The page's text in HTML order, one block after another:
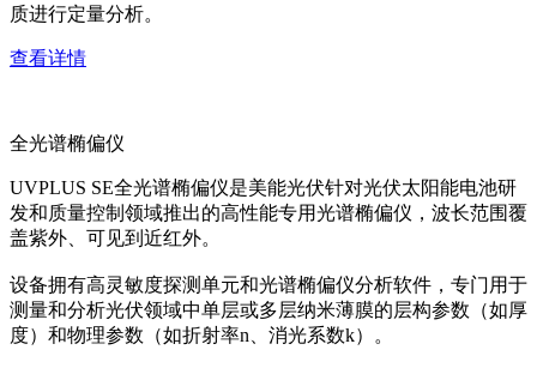
质进行定量分析。
查看详情
全光谱椭偏仪
UVPLUS SE全光谱椭偏仪是美能光伏针对光伏太阳能电池研
发和质量控制领域推出的高性能专用光谱椭偏仪，波长范围覆
盖紫外、可见到近红外。
设备拥有高灵敏度探测单元和光谱椭偏仪分析软件，专门用于
测量和分析光伏领域中单层或多层纳米薄膜的层构参数（如厚
度）和物理参数（如折射率n、消光系数k）。